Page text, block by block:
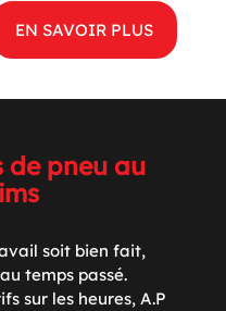
EN SAVOIR PLUS
de pneu au
soit bien fait,
temps passé.
sur les heures, A.P